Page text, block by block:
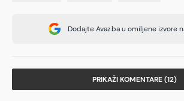
Dodajte Avaz.ba u omiljene izvore
PRIKAŽI KOMENTARE (12)